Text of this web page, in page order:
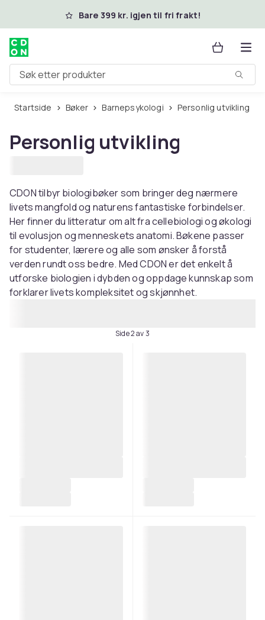
Hopp til hovedinnholdBare 399 kr. igjen til fri frakt!
Søk etter produkter
Startside Bøker Barnepsykologi Personlig utvikling
Personlig utvikling
CDON tilbyr biologibøker som bringer deg nærmere
livets mangfold og naturens fantastiske forbindelser.
Her finner du litteratur om alt fra cellebiologi og økologi
til evolusjon og menneskets anatomi. Bøkene passer
for studenter, lærere og alle som ønsker å forstå
verden rundt oss bedre. Med CDON er det enkelt å
utforske biologien i dybden og oppdage kunnskap som
forklarer livets kompleksitet og skjønnhet.
Side 2 av 3